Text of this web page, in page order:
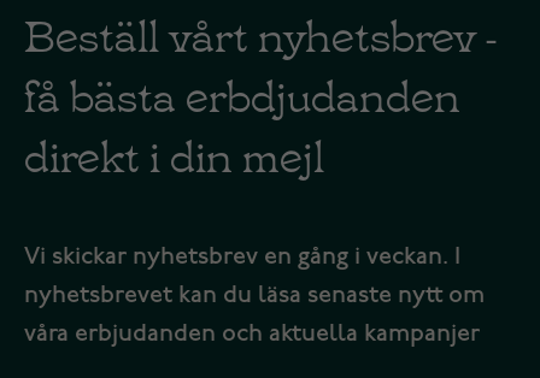
Beställ vårt nyhetsbrev -
få bästa erbdjudanden
direkt i din mejl
Vi skickar nyhetsbrev en gång i veckan. I
nyhetsbrevet kan du läsa senaste nytt om
våra erbjudanden och aktuella kampanjer